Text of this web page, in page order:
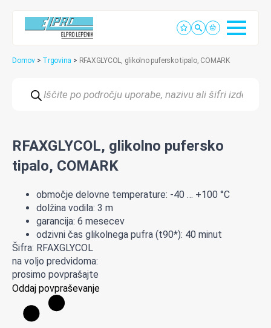
Domov > Trgovina > RFAXGLYCOL, glikolno pufersko tipalo, COMARK
search
RFAXGLYCOL, glikolno pufersko
tipalo, COMARK
območje delovne temperature: -40 … +100 °C
dolžina vodila: 3 m
garancija: 6 mesecev
odzivni čas glikolnega pufra (t90*): 40 minut
Šifra: RFAXGLYCOL
na voljo predvidoma:
prosimo povprašajte
Oddaj povpraševanje